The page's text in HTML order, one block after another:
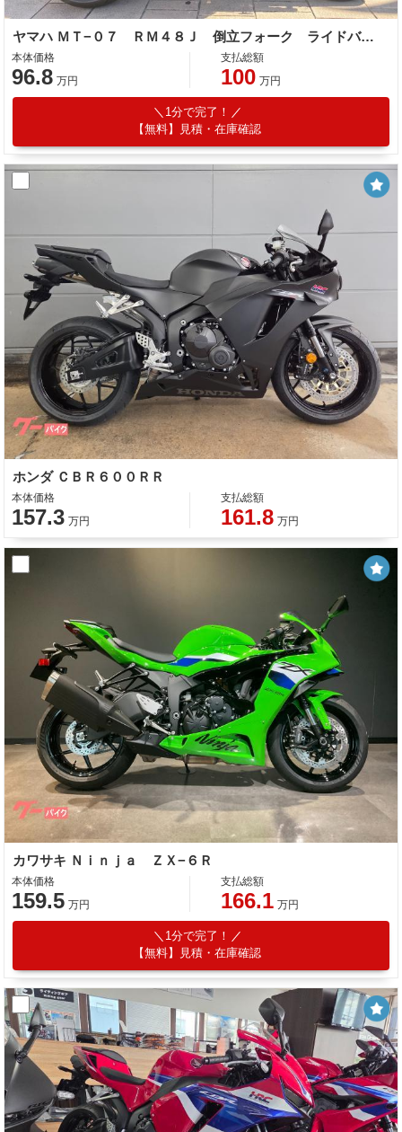
ヤマハ ＭＴ−０７ ＲＭ４８Ｊ 倒立フォーク ライドバイワイヤ ５インチＴＦＴディスプレイ
本体価格
96.8 万円
支払総額
100 万円
1分で完了！
【無料】見積・在庫確認
ホンダ ＣＢＲ６００ＲＲ
本体価格
157.3 万円
支払総額
161.8 万円
カワサキ Ｎｉｎｊａ ＺＸ−６Ｒ
本体価格
159.5 万円
支払総額
166.1 万円
1分で完了！
【無料】見積・在庫確認